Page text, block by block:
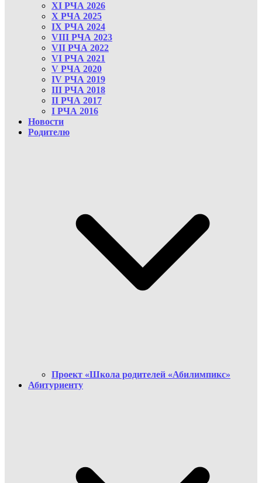
XI РЧА 2026
X РЧА 2025
IX РЧА 2024
VIII РЧА 2023
VII РЧА 2022
VI РЧА 2021
V РЧА 2020
IV РЧА 2019
III РЧА 2018
II РЧА 2017
I РЧА 2016
Новости
Родителю
Проект «Школа родителей «Абилимпикс»
Абитуриенту